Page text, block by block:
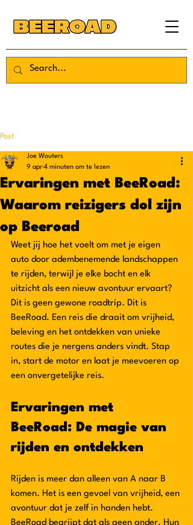
Post
Ervaringen met BeeRoad:
Waarom reizigers dol zijn
op Beeroad
Joe Wouters
9 apr 4 minuten om te lezen
Weet jij hoe het voelt om met je eigen
auto door adembenemende landschappen
te rijden, terwijl je elke bocht en elk
uitzicht als een nieuw avontuur ervaart?
Dit is geen gewone roadtrip. Dit is
BeeRoad. Een reis die draait om vrijheid,
beleving en het ontdekken van unieke
routes die je nergens anders vindt. Stap
in, start de motor en laat je meevoeren op
een onvergetelijke reis.
Ervaringen met
BeeRoad: De magie van
rijden en ontdekken
Rijden is meer dan alleen van A naar B
komen. Het is een gevoel van vrijheid, een
avontuur dat je zelf in handen hebt.
BeeRoad begrijpt dat als geen ander. Hun